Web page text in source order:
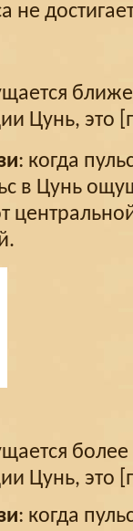
не
Цунь, это
: когда
в Цунь
более
Цунь, это
: когда